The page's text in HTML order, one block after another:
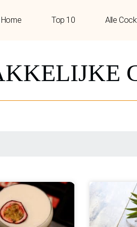
Home Top 10 Alle